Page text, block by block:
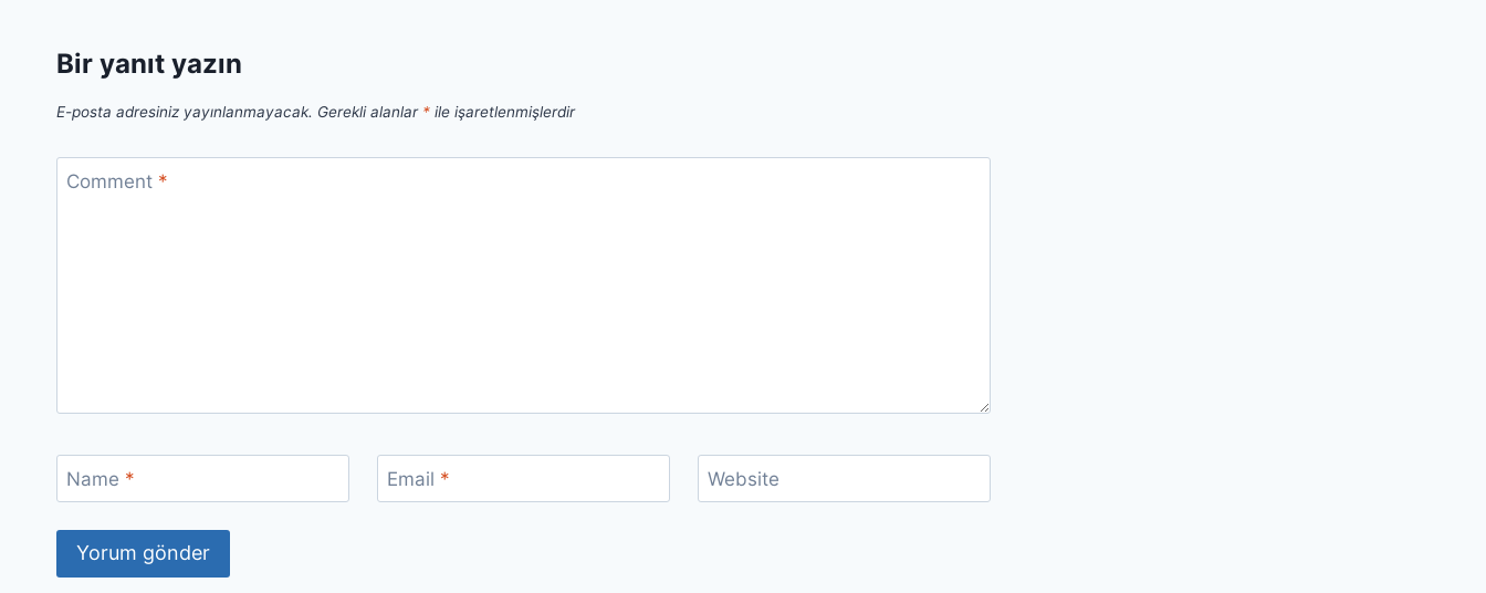
Bir yanıt yazın
E-posta adresiniz yayınlanmayacak. Gerekli alanlar * ile işaretlenmişlerdir
Comment *
Name * Email * Website